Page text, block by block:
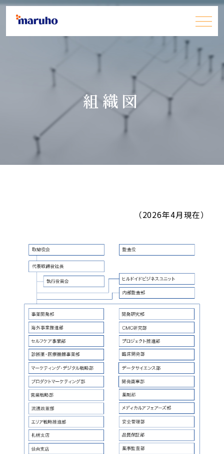
患者さん・一般の皆さま
医療関係者の皆さま
JP EN
組織図
（2026年4月現在）